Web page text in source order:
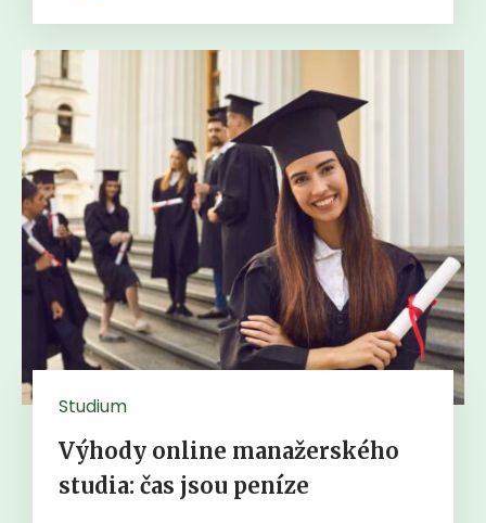
Studium
Výhody online manažerského
studia: čas jsou peníze